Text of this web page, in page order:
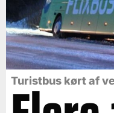
Turistbus kørt af